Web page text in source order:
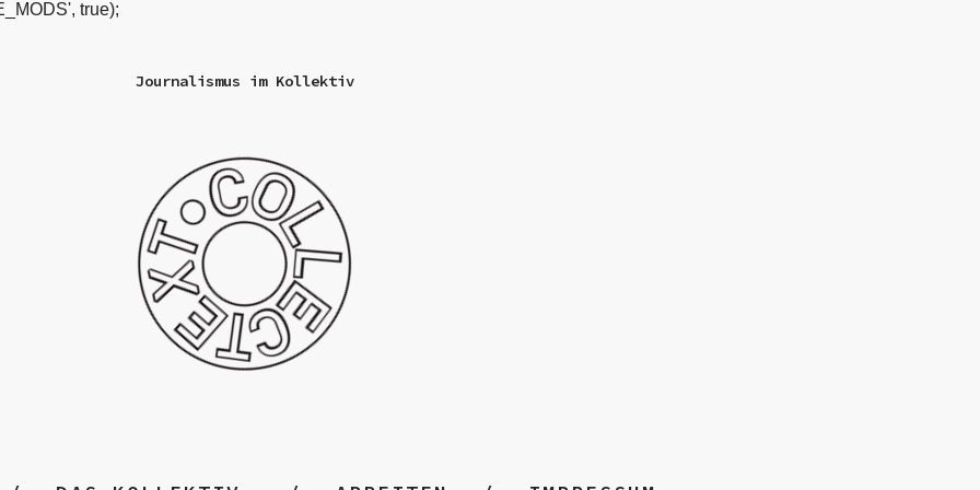
true);
Journalismus im Kollektiv